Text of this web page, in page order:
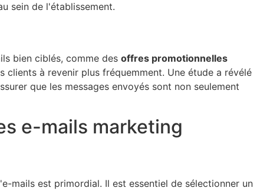
sein de l'établissement.
bien ciblés, comme des offres promotionnelles
à revenir plus fréquemment. Une étude a révélé
que les messages envoyés sont non seulement
e-mails marketing
mails est primordial. Il est essentiel de sélectionner un